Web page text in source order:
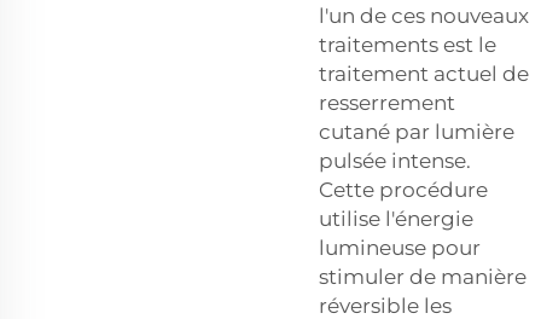
l'un de ces nouveaux
traitements est le
traitement actuel de
resserrement
cutané par lumière
pulsée intense.
Cette procédure
utilise l'énergie
lumineuse pour
stimuler de manière
réversible les